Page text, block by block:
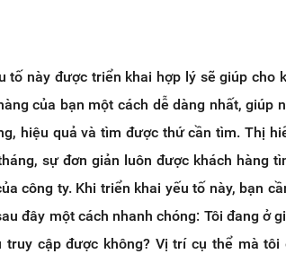
tố này được triển khai hợp lý sẽ giúp cho
của bạn một cách dễ dàng nhất, giúp
hiệu quả và tìm được thứ cần tìm. Thị
sự đơn giản luôn được khách hàng
công ty. Khi triển khai yếu tố này, bạn
đây một cách nhanh chóng: Tôi đang ở
cập được không? Vị trí cụ thể mà tôi